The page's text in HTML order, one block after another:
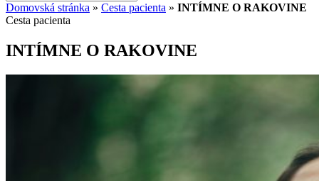
Domovská stránka » Cesta pacienta » INTÍMNE O RAKOVINE
Cesta pacienta
INTÍMNE O RAKOVINE